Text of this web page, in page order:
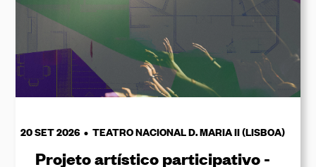
20 SET 2026 • TEATRO NACIONAL D. MARIA II (LISBOA)
Projeto artístico participativo -